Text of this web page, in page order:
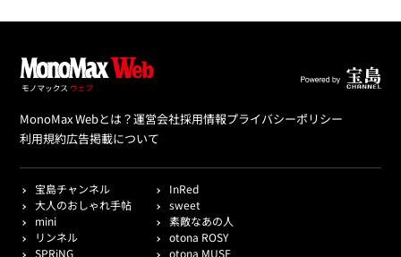
MonoMax Webとは？運営会社採用情報プライバシーポリシー
利用規約広告掲載について
宝島チャンネル
InRed
大人のおしゃれ手帖
sweet
mini
素敵なあの人
リンネル
otona ROSY
SPRiNG
otona MUSE